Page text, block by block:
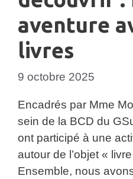
aventure
livres
9 octobre 2025
Encadrés par Mme
sein de la BCD du
ont participé à une
autour de l’objet «
Ensemble, nous